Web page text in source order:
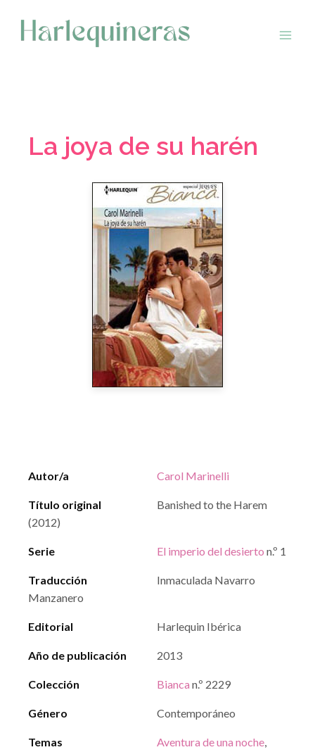
contenido
La joya de su harén
Autor/a Carol Marinelli
Título original
Banished to the Harem
(2012)
Serie El imperio del desierto n.º 1
Traducción
Inmaculada Navarro
Manzanero
Editorial Harlequin Ibérica
Año de publicación 2013
Colección Bianca n.º 2229
Género Contemporáneo
Temas Aventura de una noche,